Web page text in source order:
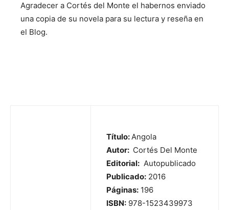
Agradecer a Cortés del Monte el habernos enviado
una copia de su novela para su lectura y reseña en
el Blog.
Título:Angola
Autor: Cortés Del Monte
Editorial: Autopublicado
Publicado: 2016
Páginas: 196
ISBN: 978-1523439973